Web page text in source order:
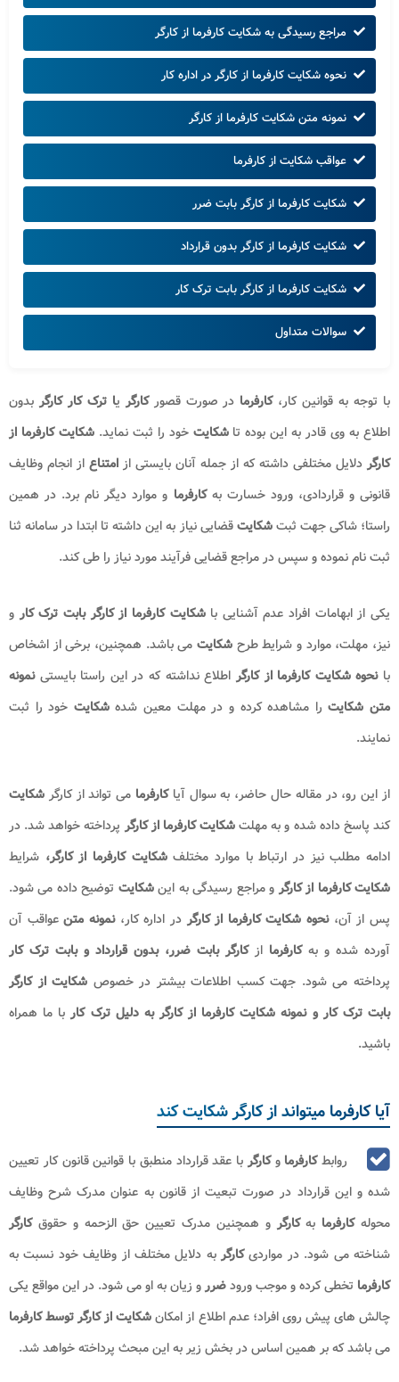
مراجع رسیدگی به شکایت کارفرما از کارگر
نحوه شکایت کارفرما از کارگر در اداره کار
نمونه متن شکایت کارفرما از کارگر
عواقب شکایت از کارفرما
شکایت کارفرما از کارگر بابت ضرر
شکایت کارفرما از کارگر بدون قرارداد
شکایت کارفرما از کارگر بابت ترک کار
سوالات متداول
با توجه به قوانین کار،کارفرما در صورت قصورکارگر یا ترک کار کارگر بدون
اطلاع به وی قادر به این بوده تا شکایتخود را ثبت نماید.شکایت کارفرما از
کارگردلایل مختلفی داشته که از جمله آنان بایستی از امتناع از انجام وظایف
قانونی و قراردادی، ورود خسارت بهکارفرما و موارد دیگر نام برد. در همین
راستا؛ شاکی جهت ثبتشکایتقضایی نیاز به این داشته تا ابتدا در سامانه ثنا
ثبت نام نموده و سپس در مراجع قضایی فرآیند مورد نیاز را طی کند.
یکی از ابهامات افراد عدم آشنایی با شکایت کارفرما از کارگر بابت ترک کار و
نیز، مهلت، موارد و شرایط طرح شکایت می باشد. همچنین، برخی از اشخاص
بانحوه شکایت کارفرما از کارگر اطلاع نداشته که در این راستا بایستینمونه
متن شکایت را مشاهده کرده و در مهلت معین شدهشکایت خود را ثبت
نمایند.
از این رو، در مقاله حال حاضر، به سوال آیاکارفرما می تواند از کارگر شکایت
کند پاسخ داده شده و به مهلتشکایت کارفرما از کارگرپرداخته خواهد شد. در
ادامه مطلب نیز در ارتباط با موارد مختلفشکایت کارفرما از کارگر، شرایط
شکایت کارفرما از کارگرو مراجع رسیدگی به اینشکایت توضیح داده می شود.
پس از آن،نحوه شکایت کارفرما از کارگردر اداره کار،نمونه متنعواقب آن
آورده شده و بهکارفرما ازکارگر بابت ضرر، بدون قرارداد و بابت ترک کار
پرداخته می شود. جهت کسب اطلاعات بیشتر در خصوص شکایت از کارگر
بابت ترک کار و نمونه شکایت کارفرما از کارگر به دلیل ترک کاربا ما همراه
باشید.
آیا کارفرما میتواند از کارگر شکایت کند
روابطکارفرماوکارگربا عقد قرارداد منطبق با قوانین قانون کار تعیین
شده و این قرارداد در صورت تبعیت از قانون به عنوان مدرک شرح وظایف
محولهکارفرما بهکارگرو همچنین مدرک تعیین حق الزحمه و حقوقکارگر
شناخته می شود. در مواردیکارگربه دلایل مختلف از وظایف خود نسبت به
کارفرما تخطی کرده و موجب ورودضررو زیان به او می شود. در این مواقع یکی
چالش های پیش روی افراد؛ عدم اطلاع از امکانشکایت از کارگرتوسط کارفرما
می باشد که بر همین اساس در بخش زیر به این مبحث پرداخته خواهد شد.